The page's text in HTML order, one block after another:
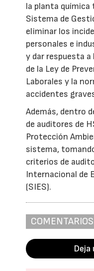
la planta química
Sistema de
eliminar los
personales e
y dar respuesta
de la Ley de
Laborales y la
accidentes
Además, dentro
de auditores de
Protección
sistema,
criterios de
Internacional de
(SIES).